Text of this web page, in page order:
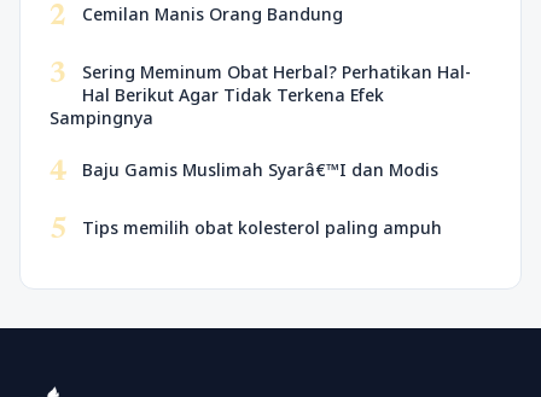
2 Cemilan Manis Orang Bandung
3
Sering Meminum Obat Herbal? Perhatikan Hal-
Hal Berikut Agar Tidak Terkena Efek
Sampingnya
4 Baju Gamis Muslimah Syarâ€™I dan Modis
5 Tips memilih obat kolesterol paling ampuh